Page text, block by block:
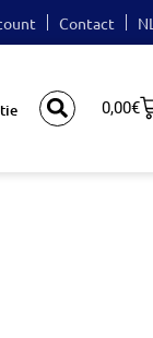
Contact NL
0,00€